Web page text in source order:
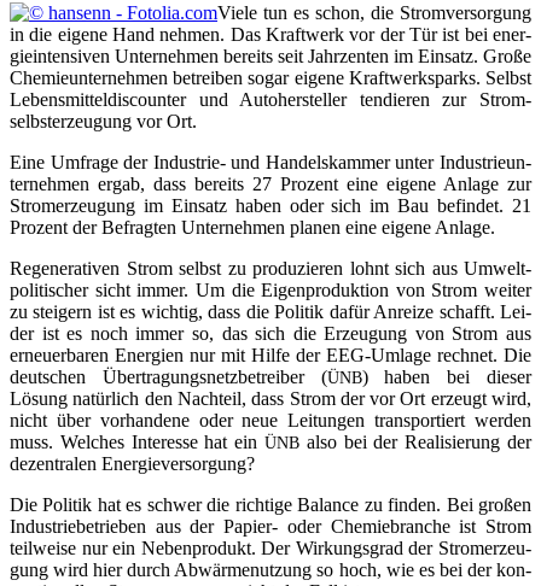
Vie­le tun es schon, die Strom­ver­sor­gung
in die eige­ne Hand neh­men. Das Kraft­werk vor der Tür ist bei ener­
gie­in­ten­si­ven Unter­neh­men bereits seit Jahr­zenten im Ein­satz. Gro­ße
Che­mie­un­ter­neh­men betrei­ben sogar eige­ne Kraft­werks­parks. Selbst
Lebens­mit­tel­dis­coun­ter und Auto­her­stel­ler ten­die­ren zur Strom­
selbst­er­zeu­gung vor Ort.
Eine Umfra­ge der Indus­trie- und Han­dels­kam­mer unter Indus­trie­un­
ter­neh­men ergab, dass bereits 27 Pro­zent eine eige­ne Anla­ge zur
Strom­erzeu­gung im Ein­satz haben oder sich im Bau befin­det. 21
Pro­zent der Befrag­ten Unter­neh­men pla­nen eine eige­ne Anlage.
Rege­ne­ra­ti­ven Strom selbst zu pro­du­zie­ren lohnt sich aus Umwelt­
po­li­ti­scher sicht immer. Um die Eigen­pro­duk­ti­on von Strom wei­ter
zu stei­gern ist es wich­tig, dass die Poli­tik dafür Anrei­ze schafft. Lei­
der ist es noch immer so, das sich die Erzeu­gung von Strom aus
erneu­er­ba­ren Ener­gien nur mit Hil­fe der EEG-Umla­ge rech­net. Die
deut­schen Über­tra­gungs­netz­be­trei­ber (ÜNB) haben bei die­ser
Lösung natür­lich den Nach­teil, dass Strom der vor Ort erzeugt wird,
nicht über vor­han­de­ne oder neue Lei­tun­gen trans­por­tiert wer­den
muss. Wel­ches Inter­es­se hat ein ÜNB also bei der Rea­li­sie­rung der
dezen­tra­len Energieversorgung?
Die Poli­tik hat es schwer die rich­ti­ge Balan­ce zu fin­den. Bei gro­ßen
Indus­trie­be­trie­ben aus der Papier- oder Che­mie­bran­che ist Strom
teil­wei­se nur ein Neben­pro­dukt. Der Wir­kungs­grad der Strom­erzeu­
gung wird hier durch Abwär­me­nut­zung so hoch, wie es bei der kon­